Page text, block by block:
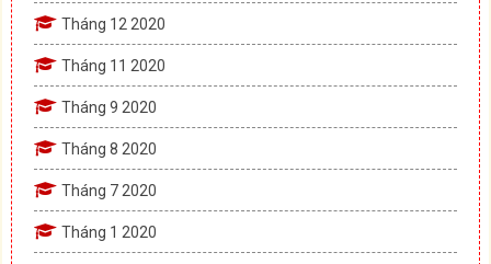
Tháng 12 2020
Tháng 11 2020
Tháng 9 2020
Tháng 8 2020
Tháng 7 2020
Tháng 1 2020